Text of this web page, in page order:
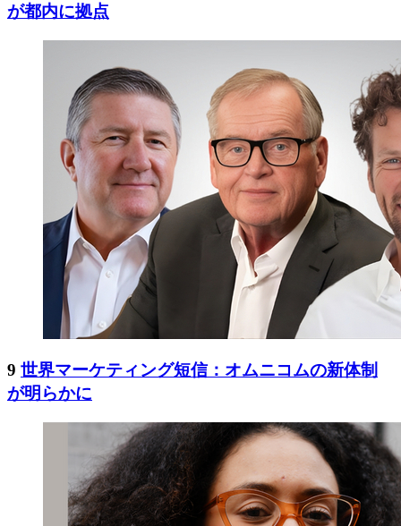
が都内に拠点
9 世界マーケティング短信：オムニコムの新体制
が明らかに